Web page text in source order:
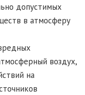
допустимых
в атмосферу
воздух,
на